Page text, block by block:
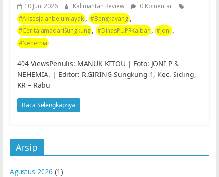
10 Juni 2026 Kalimantan Review
0 Komentar
#Aksesjalanbelumlayak, #Bengkayang,
#CeritalamadariSungkung, #DinasPUPRKalbar, #Joni ,
#Nehemia
404 ViewsPenulis: MANUK KITOU | Foto: JONI P &
NEHEMIA. | Editor: R.GIRING Sungkung 1, Kec. Siding,
KR – Rabu
Baca Selengkapnya
Arsip
Agustus 2026 (1)